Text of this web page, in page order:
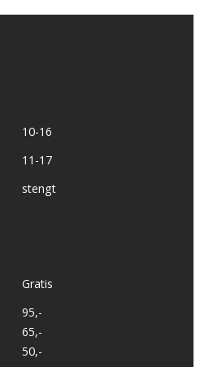
10-16
11-17
stengt
Gratis
95,-
65,-
50,-